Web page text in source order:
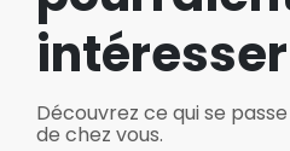
intéresser
Découvrez ce qui se
de chez vous.